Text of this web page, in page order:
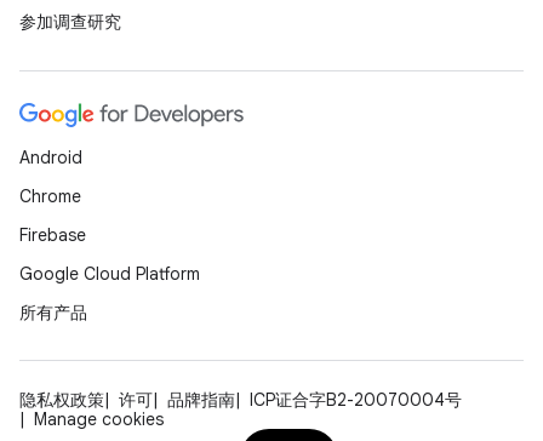
参加调查研究
Android
Chrome
Firebase
Google Cloud Platform
所有产品
隐私权政策 许可 品牌指南
ICP证合字B2-20070004号
Manage cookies